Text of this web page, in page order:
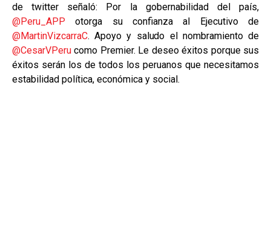
de twitter señaló: Por la gobernabilidad del país,
@Peru_APP otorga su confianza al Ejecutivo de
@MartinVizcarraC. Apoyo y saludo el nombramiento de
@CesarVPeru como Premier. Le deseo éxitos porque sus
éxitos serán los de todos los peruanos que necesitamos
estabilidad política, económica y social.